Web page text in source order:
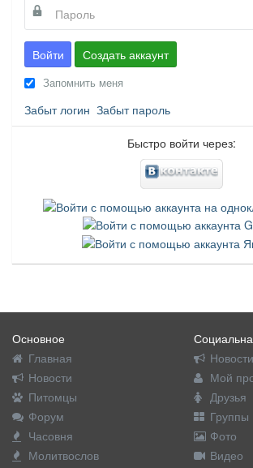
Войти Создать аккаунт
Запомнить меня
Забыт логин Забыт пароль
Быстро войти через:
Основное
Главная
Новости
Питомцы
Форум
Часовня
Молитвослов
Новости
Мой
Друзья
Группы
Фото
Видео